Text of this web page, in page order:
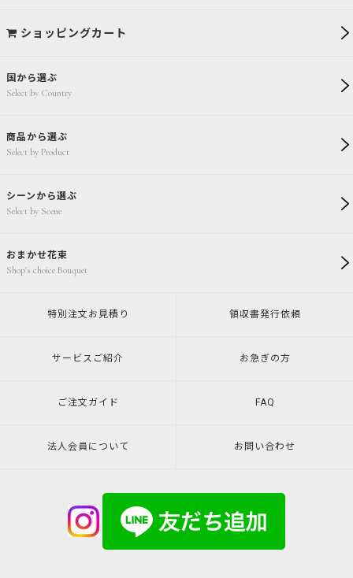
国から選ぶ
Select by Country
商品から選ぶ
Select by Product
シーンから選ぶ
Select by Scene
おまかせ花束
Shop's choice Bouquet
ショッピングカート
特別注文 お見積り 領収書発行依頼
サービスご紹介 お急ぎの方
ご注文ガイド FAQ
法人会員について お問い合わせ